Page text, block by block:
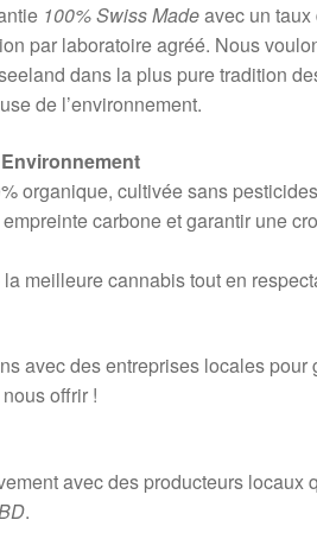
100% Swiss Madeavec un
par laboratoire agréé. Nous
dans la plus pure tradition
de l’environnement.
organique, cultivée sans
carbone et garantir une
meilleure cannabis tout en
avec des entreprises locales
offrir !
avec des producteurs
.